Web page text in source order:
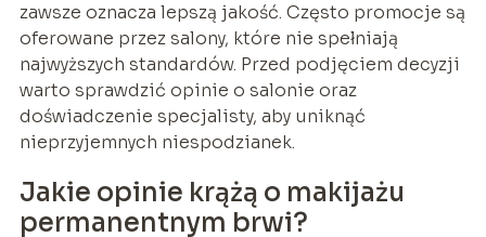
zawsze oznacza lepszą jakość. Często promocje są
oferowane przez salony, które nie spełniają
najwyższych standardów. Przed podjęciem decyzji
warto sprawdzić opinie o salonie oraz
doświadczenie specjalisty, aby uniknąć
nieprzyjemnych niespodzianek.
Jakie opinie krążą o makijażu
permanentnym brwi?